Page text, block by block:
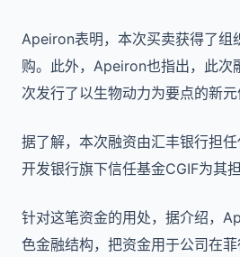
Apeiron表明，本次买卖获得了组
购。此外，Apeiron也指出，此次
次发行了以生物动力为要点的新元
据了解，本次融资由汇丰银行担
开发银行旗下信任基金CGIF为其担
针对这笔资金的用处，据介绍，
色金融结构，把资金用于公司在